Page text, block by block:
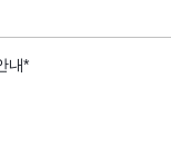
내*